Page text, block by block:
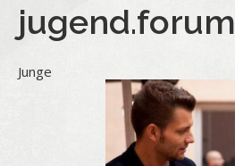
jugend.forum
Junge